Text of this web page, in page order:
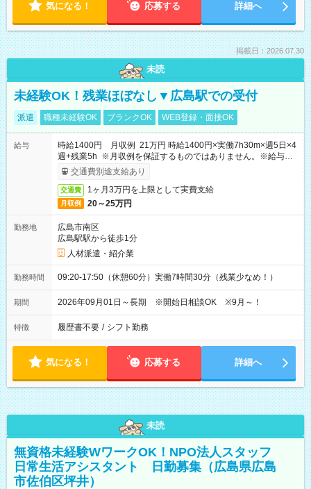
気になる！ 応募する 詳細へ
掲載日：2026.07.30
未読
未経験OK！残業ほぼなし▼広島駅での受付
派遣 職種未経験OK ブランクOK WEB登録・面接OK
給与
時給1400円 月収例 21万円 時給1400円×実働7h30m×週5日×4
週+残業5h ※月収例を保証するものではありません。※給与即
受取りサービス利用可（利用条件有）
交通費別途支給あり
交通費 1ヶ月3万円を上限として実費支給
月収例 20～25万円
勤務地
広島市南区
広島駅駅から徒歩1分
人材派遣・紹介業
勤務時間 09:20-17:50（休憩60分）実働7時間30分（残業少なめ！）
期間 2026年09月01日～長期 ※開始日相談OK ※9月～！
特徴 履歴書不要 / シフト勤務
気になる！ 応募する 詳細へ
未読
無資格未経験WワークOK！NPO法人スタッフ
日常生活アシスタント 日勤募集（広島県広島
市佐伯区坪井）